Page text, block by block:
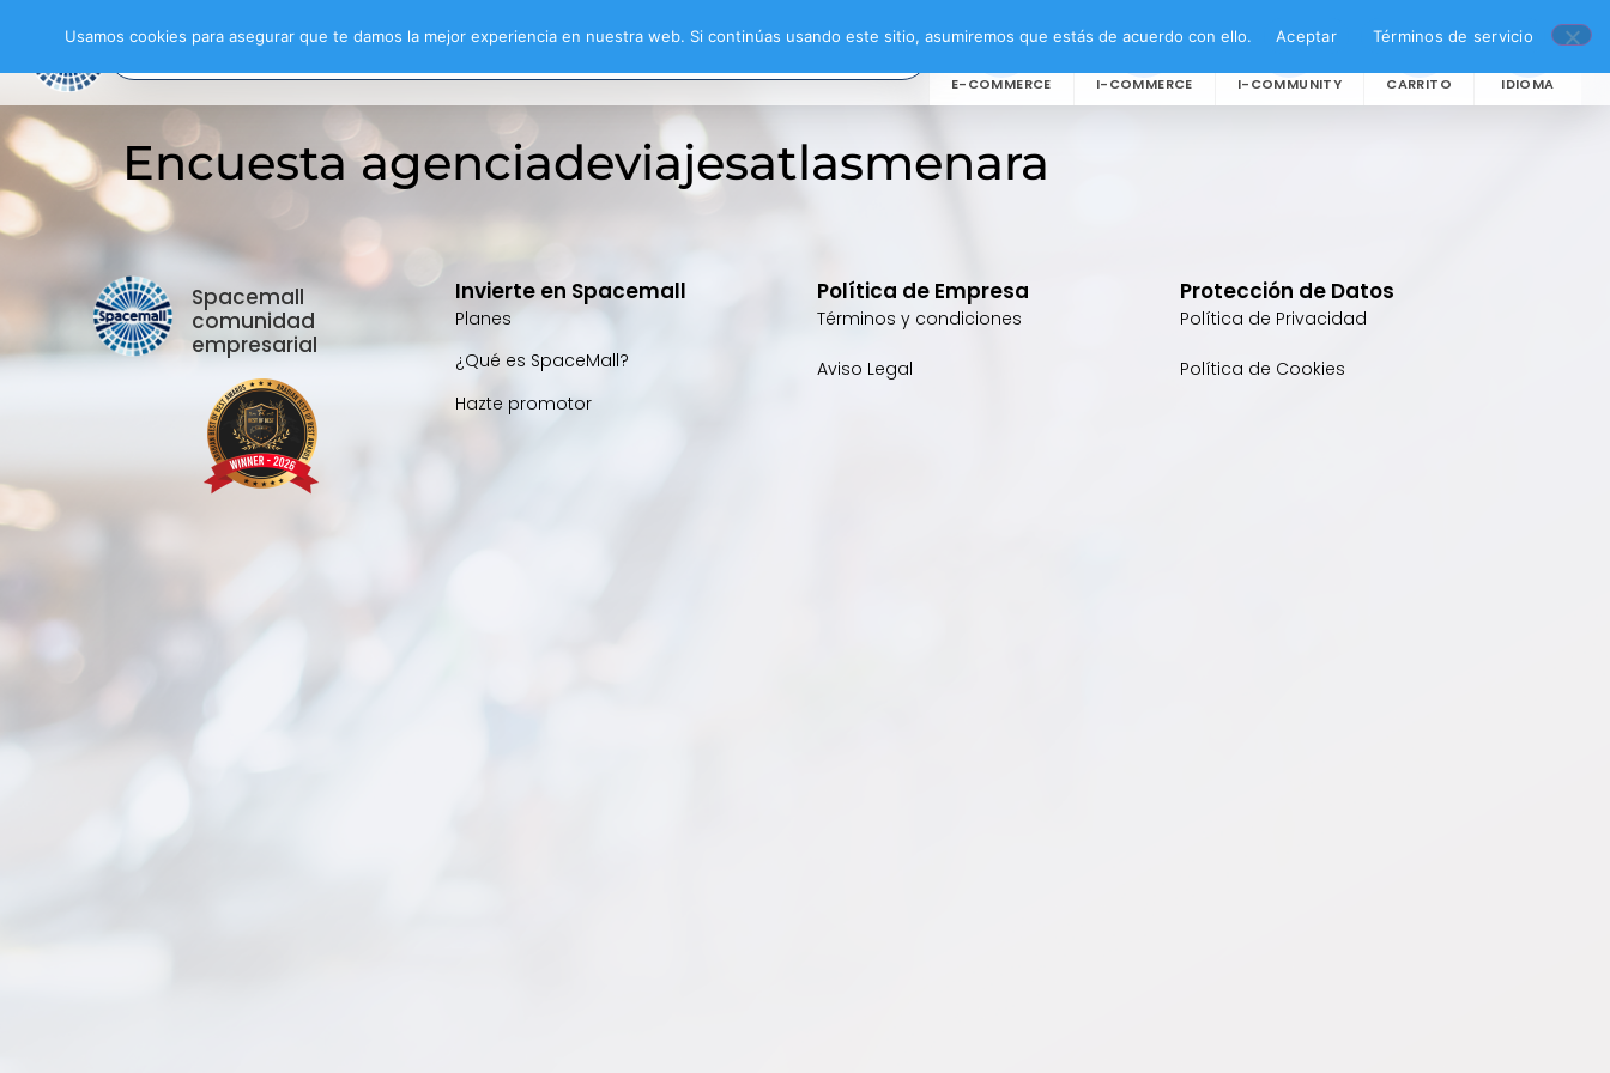
E-COMMERCE I-COMMERCE I-COMMUNITY CARRITO IDIOMA
Encuesta agenciadeviajesatlasmenara
Spacemall
comunidad
empresarial
Invierte en Spacemall
Planes
¿Qué es SpaceMall?
Hazte promotor
Política de Empresa
Términos y condiciones
Aviso Legal
Protección de Datos
Política de Privacidad
Política de Cookies
Usamos cookies para asegurar que te damos la mejor experiencia en nuestra web. Si continúas usando este sitio, asumiremos que estás de acuerdo con ello. Aceptar Términos de servicio